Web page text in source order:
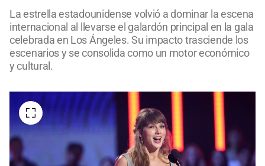
La estrella estadounidense volvió a dominar la escena
internacional al llevarse el galardón principal en la gala
celebrada en Los Ángeles. Su impacto trasciende los
escenarios y se consolida como un motor económico
y cultural.